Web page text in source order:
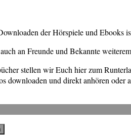
der Hörspiele und Ebooks
an Freunde und Bekannte
stellen wir Euch hier zum
downloaden und direkt anhören oder